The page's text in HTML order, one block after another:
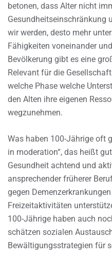
betonen, dass Alter nicht
Gesundheitseinschränkung
wir werden, desto mehr
Fähigkeiten voneinander
Bevölkerung gibt es eine
Relevant für die
welche Phase welche
den Alten ihre eigenen
wegzunehmen.
Was haben 100-Jährige oft
in moderation“, das heißt
Gesundheit achtend und
ansprechender früherer
gegen
Freizeitaktivitäten
100-Jährige haben auch
schätzen sozialen
Bewältigungsstrategien für